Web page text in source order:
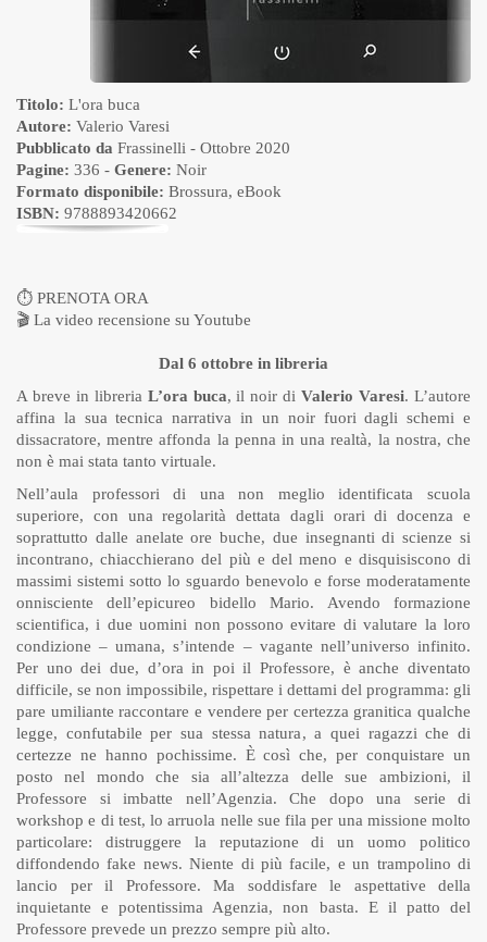
Titolo: L'ora buca
Autore: Valerio Varesi
Pubblicato da Frassinelli - Ottobre 2020
Pagine: 336 - Genere: Noir
Formato disponibile: Brossura, eBook
ISBN: 9788893420662
⏱ PRENOTA ORA
🎬 La video recensione su Youtube
Dal 6 ottobre in libreria
A breve in libreria L’ora buca, il noir diValerio Varesi. L’autore
affina la sua tecnica narrativa in un noir fuori dagli schemi e
dissacratore, mentre affonda la penna in una realtà, la nostra, che
non è mai stata tanto virtuale.
Nell’aula professori di una non meglio identificata scuola
superiore, con una regolarità dettata dagli orari di docenza e
soprattutto dalle anelate ore buche, due insegnanti di scienze si
incontrano, chiacchierano del più e del meno e disquisiscono di
massimi sistemi sotto lo sguardo benevolo e forse moderatamente
onnisciente dell’epicureo bidello Mario. Avendo formazione
scientifica, i due uomini non possono evitare di valutare la loro
condizione – umana, s’intende – vagante nell’universo infinito.
Per uno dei due, d’ora in poi il Professore, è anche diventato
difficile, se non impossibile, rispettare i dettami del programma: gli
pare umiliante raccontare e vendere per certezza granitica qualche
legge, confutabile per sua stessa natura, a quei ragazzi che di
certezze ne hanno pochissime. È così che, per conquistare un
posto nel mondo che sia all’altezza delle sue ambizioni, il
Professore si imbatte nell’Agenzia. Che dopo una serie di
workshop e di test, lo arruola nelle sue fila per una missione molto
particolare: distruggere la reputazione di un uomo politico
diffondendo fake news. Niente di più facile, e un trampolino di
lancio per il Professore. Ma soddisfare le aspettative della
inquietante e potentissima Agenzia, non basta. E il patto del
Professore prevede un prezzo sempre più alto.